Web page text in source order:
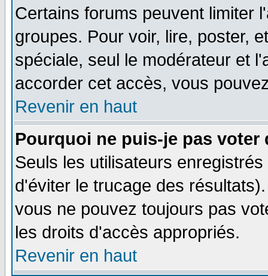
Certains forums peuvent limiter
groupes. Pour voir, lire, poster,
spéciale, seul le modérateur et
accorder cet accès, vous
Revenir en haut
Pourquoi ne puis-je pas voter
Seuls les utilisateurs
d'éviter le trucage des
vous ne pouvez toujours pas
les droits d'accès appropriés.
Revenir en haut